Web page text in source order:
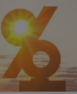
Game
Bounce